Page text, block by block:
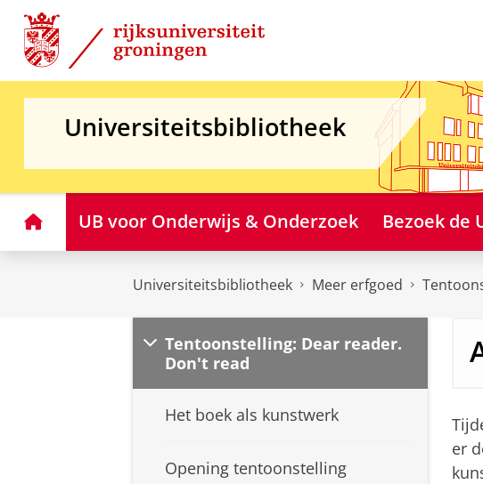
Skip
Content
Skip
Navigation
Universiteitsbibliotheek
HomeUB voor Onderwijs & Onderzoek Bezoek de
Universiteitsbibliotheek Meer erfgoed
Tentoonstelling: Dear reader.
Don't read
Het boek als kunstwerk
Opening tentoonstelling
er